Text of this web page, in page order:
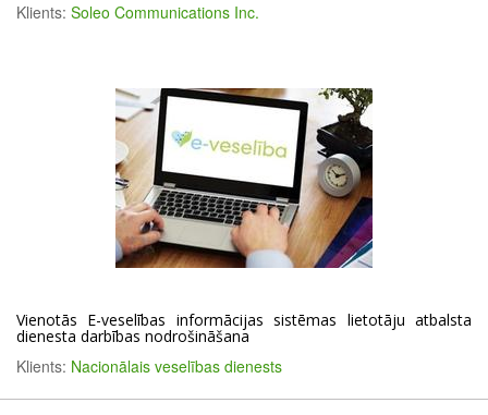
Klients: Soleo Communications Inc.
Vienotās E-veselības informācijas sistēmas lietotāju atbalsta
dienesta darbības nodrošināšana
Klients: Nacionālais veselības dienests